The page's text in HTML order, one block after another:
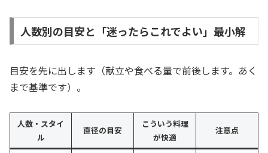
人数別の目安と「迷ったらこれでよい」最小解
目安を先に出します（献立や食べる量で前後します。あく
まで基準です）。
人数・スタイ
ル
直径の目安
こういう料理
が快適
注意点